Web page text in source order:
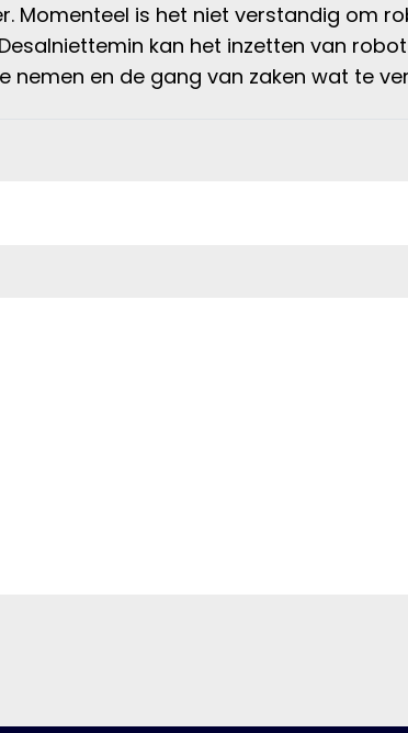
Momenteel is het niet verstandig om
kan het inzetten van
nemen en de gang van zaken wat te